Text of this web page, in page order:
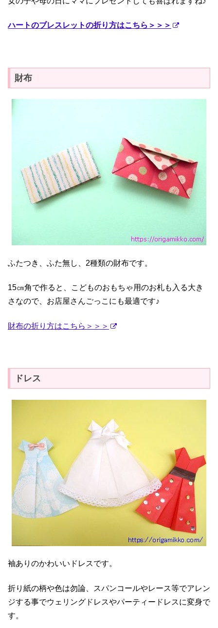
ハートのブレスレットの折り方はこちら＞＞＞
財布
ふたつき、ふた無し、2種類の財布です。
15㎝角で作ると、こどものおもちゃ用のお札も入る大き
さなので、お店屋さんごっこにも最適です♪
財布の折り方はこちら＞＞＞
ドレス
袖ありのかわいいドレスです。
折り紙の柄や色は勿論、スパンコールやレース等でアレン
ジする事でウェリングドレスやパーティードレスに変身で
す。